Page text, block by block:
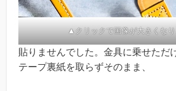
▲クリックで画像が大きくなり
貼りませんでした。金具に乗せただ
テープ裏紙を取らずそのまま、